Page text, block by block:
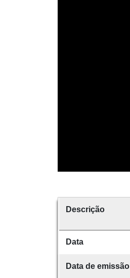
Descrição
Data
Data de emissão